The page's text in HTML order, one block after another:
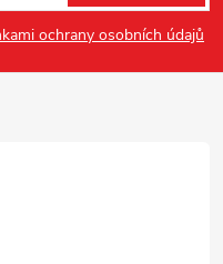
ochrany osobních údajů